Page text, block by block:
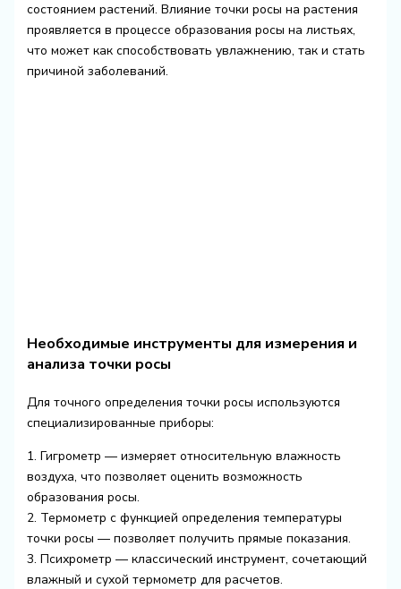
состоянием растений. Влияние точки росы на растения
проявляется в процессе образования росы на листьях,
что может как способствовать увлажнению, так и стать
причиной заболеваний.
Необходимые инструменты для измерения и
анализа точки росы
Для точного определения точки росы используются
специализированные приборы:
1. Гигрометр — измеряет относительную влажность
воздуха, что позволяет оценить возможность
образования росы.
2. Термометр с функцией определения температуры
точки росы — позволяет получить прямые показания.
3. Психрометр — классический инструмент, сочетающий
влажный и сухой термометр для расчетов.